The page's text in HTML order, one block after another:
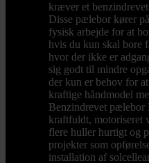
kræver et
Disse pælebor kører
fysisk arbejde for at
hvis du kun skal bore
hvor der ikke er
sig godt til mindre
der kun er behov for
kraftige håndmodel
Benzindrevet pælebor
kraftfuldt, motoriseret
flere huller hurtigt og
projekter som
installation af